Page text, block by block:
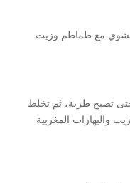
مع طماطم وزيت
تصبح طرية، ثم تخلط
والبهارات المغربية